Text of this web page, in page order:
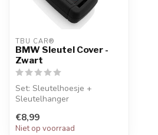
TBU CAR®
BMW Sleutel Cover -
Zwart
Set: Sleutelhoesje +
Sleutelhanger
€8,99
Niet op voorraad